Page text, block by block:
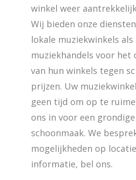
winkel weer
Wij bieden onze
lokale muziekwinkels
muziekhandels voor het
van hun winkels tegen
prijzen. Uw
geen tijd om op te
ons in voor een grondige
schoonmaak. We
mogelijkheden op
informatie, bel ons.